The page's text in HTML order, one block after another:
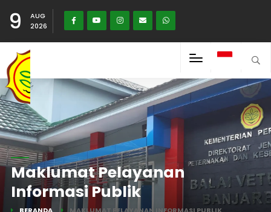
9
AUG
2026
Maklumat Pelayanan
Informasi Publik